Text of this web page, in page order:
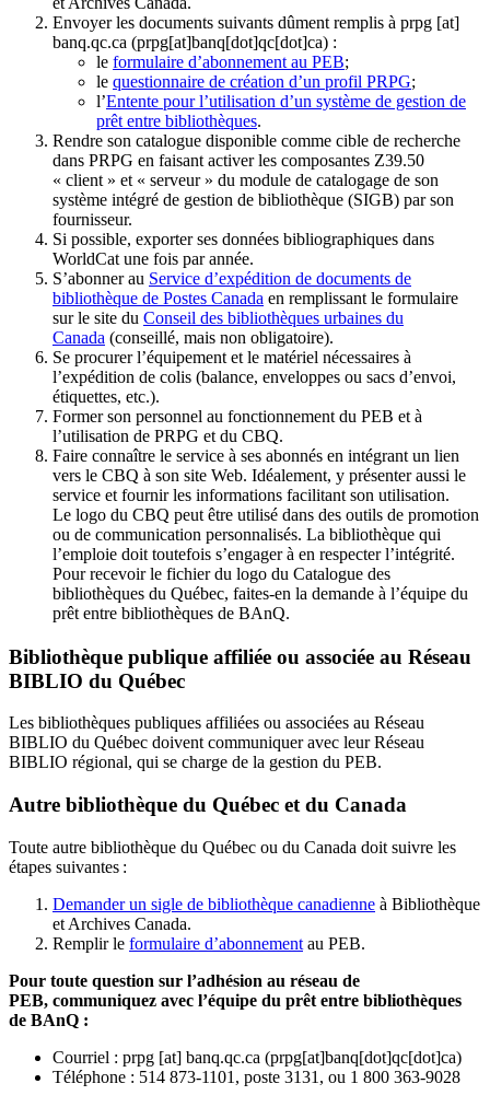
Envoyer les documents suivants dûment remplis à prpg [at]
banq.qc.ca (prpg[at]banq[dot]qc[dot]ca) :
le formulaire d’abonnement au PEB;
le questionnaire de création d’un profil PRPG;
l’Entente pour l’utilisation d’un système de gestion de
prêt entre bibliothèques.
Rendre son catalogue disponible comme cible de recherche
dans PRPG en faisant activer les composantes Z39.50
« client » et « serveur » du module de catalogage de son
système intégré de gestion de bibliothèque (SIGB) par son
fournisseur.
Si possible, exporter ses données bibliographiques dans
WorldCat une fois par année.
S’abonner au Service d’expédition de documents de
bibliothèque de Postes Canada en remplissant le formulaire
sur le site du Conseil des bibliothèques urbaines du
Canada (conseillé, mais non obligatoire).
Se procurer l’équipement et le matériel nécessaires à
l’expédition de colis (balance, enveloppes ou sacs d’envoi,
étiquettes, etc.).
Former son personnel au fonctionnement du PEB et à
l’utilisation de PRPG et du CBQ.
Faire connaître le service à ses abonnés en intégrant un lien
vers le CBQ à son site Web. Idéalement, y présenter aussi le
service et fournir les informations facilitant son utilisation.
Le logo du CBQ peut être utilisé dans des outils de promotion
ou de communication personnalisés. La bibliothèque qui
l’emploie doit toutefois s’engager à en respecter l’intégrité.
Pour recevoir le fichier du logo du Catalogue des
bibliothèques du Québec, faites-en la demande à l’équipe du
prêt entre bibliothèques de BAnQ.
Bibliothèque publique affiliée ou associée au Réseau
BIBLIO du Québec
Les bibliothèques publiques affiliées ou associées au Réseau
BIBLIO du Québec doivent communiquer avec leur Réseau
BIBLIO régional, qui se charge de la gestion du PEB.
Autre bibliothèque du Québec et du Canada
Toute autre bibliothèque du Québec ou du Canada doit suivre les
étapes suivantes :
Demander un sigle de bibliothèque canadienne à Bibliothèque
et Archives Canada.
Remplir le formulaire d’abonnement au PEB.
Pour toute question sur l’adhésion au réseau de
PEB, communiquez avec l’équipe du prêt entre bibliothèques
de BAnQ :
Courriel : prpg [at] banq.qc.ca (prpg[at]banq[dot]qc[dot]ca)
Téléphone : 514 873-1101, poste 3131, ou 1 800 363-9028